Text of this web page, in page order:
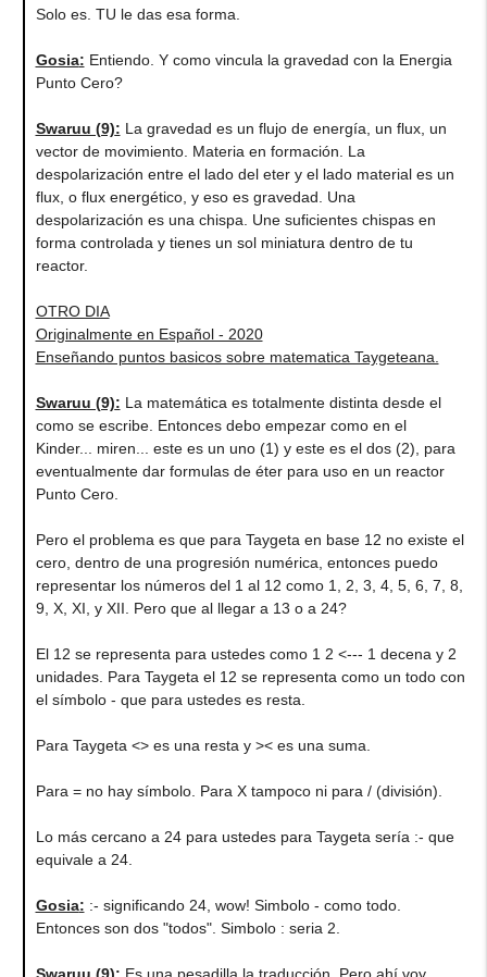
Solo es. TU le das esa forma.
Gosia: Entiendo. Y como vincula la gravedad con la Energia
Punto Cero?
Swaruu (9): La gravedad es un flujo de energía, un flux, un
vector de movimiento. Materia en formación. La
despolarización entre el lado del eter y el lado material es un
flux, o flux energético, y eso es gravedad. Una
despolarización es una chispa. Une suficientes chispas en
forma controlada y tienes un sol miniatura dentro de tu
reactor.
OTRO DIA
Originalmente en Español - 2020
Enseñando puntos basicos sobre matematica Taygeteana.
Swaruu (9): La matemática es totalmente distinta desde el
como se escribe. Entonces debo empezar como en el
Kinder... miren... este es un uno (1) y este es el dos (2), para
eventualmente dar formulas de éter para uso en un reactor
Punto Cero.
Pero el problema es que para Taygeta en base 12 no existe el
cero, dentro de una progresión numérica, entonces puedo
representar los números del 1 al 12 como 1, 2, 3, 4, 5, 6, 7, 8,
9, X, XI, y XII. Pero que al llegar a 13 o a 24?
El 12 se representa para ustedes como 1 2 <--- 1 decena y 2
unidades. Para Taygeta el 12 se representa como un todo con
el símbolo - que para ustedes es resta.
Para Taygeta <> es una resta y >< es una suma.
Para = no hay símbolo. Para X tampoco ni para / (división).
Lo más cercano a 24 para ustedes para Taygeta sería :- que
equivale a 24.
Gosia: :- significando 24, wow! Simbolo - como todo.
Entonces son dos "todos". Simbolo : seria 2.
Swaruu (9): Es una pesadilla la traducción. Pero ahí voy.